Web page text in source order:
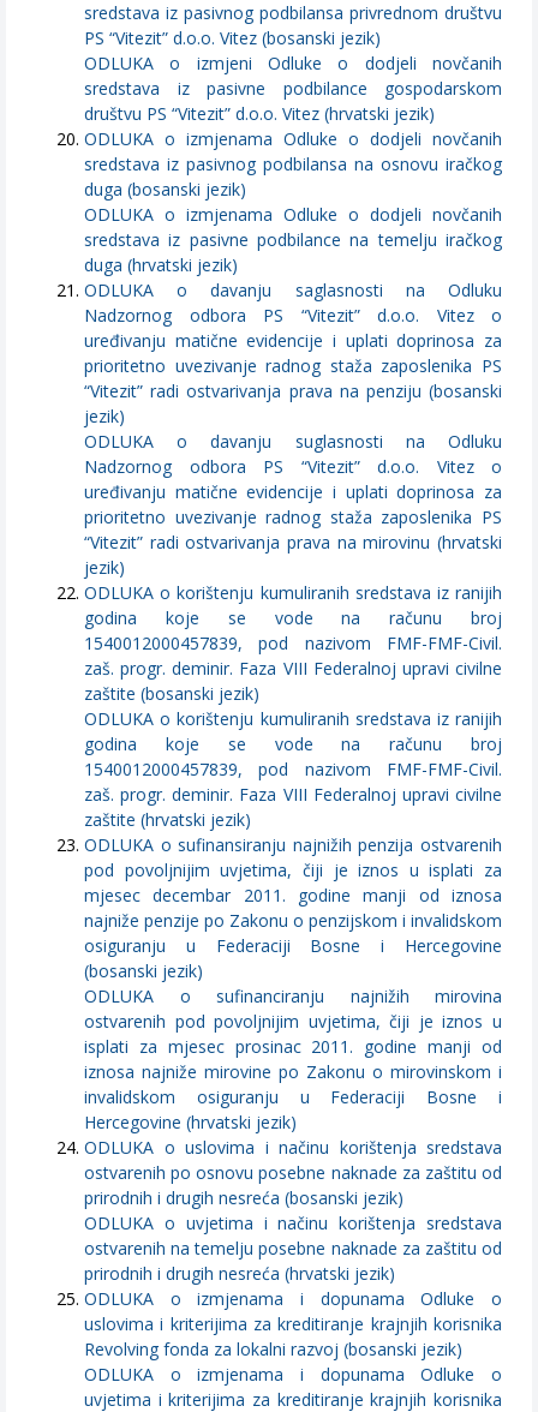
sredstava iz pasivnog podbilansa privrednom društvu
PS “Vitezit” d.o.o. Vitez (bosanski jezik)
ODLUKA o izmjeni Odluke o dodjeli novčanih
sredstava iz pasivne podbilance gospodarskom
društvu PS “Vitezit” d.o.o. Vitez (hrvatski jezik)
ODLUKA o izmjenama Odluke o dodjeli novčanih
sredstava iz pasivnog podbilansa na osnovu iračkog
duga (bosanski jezik)
ODLUKA o izmjenama Odluke o dodjeli novčanih
sredstava iz pasivne podbilance na temelju iračkog
duga (hrvatski jezik)
ODLUKA o davanju saglasnosti na Odluku
Nadzornog odbora PS “Vitezit” d.o.o. Vitez o
uređivanju matične evidencije i uplati doprinosa za
prioritetno uvezivanje radnog staža zaposlenika PS
“Vitezit” radi ostvarivanja prava na penziju (bosanski
jezik)
ODLUKA o davanju suglasnosti na Odluku
Nadzornog odbora PS “Vitezit” d.o.o. Vitez o
uređivanju matične evidencije i uplati doprinosa za
prioritetno uvezivanje radnog staža zaposlenika PS
“Vitezit” radi ostvarivanja prava na mirovinu (hrvatski
jezik)
ODLUKA o korištenju kumuliranih sredstava iz ranijih
godina koje se vode na računu broj
1540012000457839, pod nazivom FMF-FMF-Civil.
zaš. progr. deminir. Faza VIII Federalnoj upravi civilne
zaštite (bosanski jezik)
ODLUKA o korištenju kumuliranih sredstava iz ranijih
godina koje se vode na računu broj
1540012000457839, pod nazivom FMF-FMF-Civil.
zaš. progr. deminir. Faza VIII Federalnoj upravi civilne
zaštite (hrvatski jezik)
ODLUKA o sufinansiranju najnižih penzija ostvarenih
pod povoljnijim uvjetima, čiji je iznos u isplati za
mjesec decembar 2011. godine manji od iznosa
najniže penzije po Zakonu o penzijskom i invalidskom
osiguranju u Federaciji Bosne i Hercegovine
(bosanski jezik)
ODLUKA o sufinanciranju najnižih mirovina
ostvarenih pod povoljnijim uvjetima, čiji je iznos u
isplati za mjesec prosinac 2011. godine manji od
iznosa najniže mirovine po Zakonu o mirovinskom i
invalidskom osiguranju u Federaciji Bosne i
Hercegovine (hrvatski jezik)
ODLUKA o uslovima i načinu korištenja sredstava
ostvarenih po osnovu posebne naknade za zaštitu od
prirodnih i drugih nesreća (bosanski jezik)
ODLUKA o uvjetima i načinu korištenja sredstava
ostvarenih na temelju posebne naknade za zaštitu od
prirodnih i drugih nesreća (hrvatski jezik)
ODLUKA o izmjenama i dopunama Odluke o
uslovima i kriterijima za kreditiranje krajnjih korisnika
Revolving fonda za lokalni razvoj (bosanski jezik)
ODLUKA o izmjenama i dopunama Odluke o
uvjetima i kriterijima za kreditiranje krajnjih korisnika